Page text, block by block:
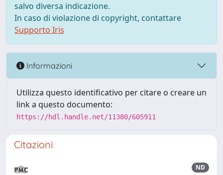
salvo diversa indicazione.
In caso di violazione di copyright, contattare
Supporto Iris
Informazioni
Utilizza questo identificativo per citare o creare un
link a questo documento:
https://hdl.handle.net/11380/605911
Citazioni
ND